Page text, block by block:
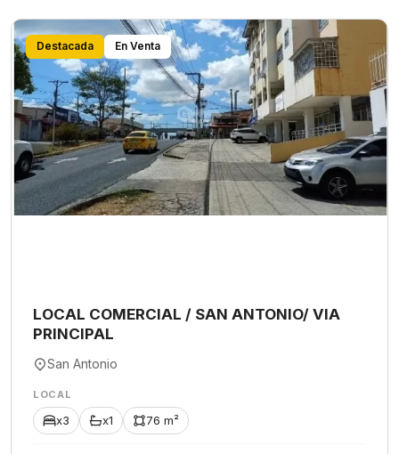
Destacada En Venta
LOCAL COMERCIAL / SAN ANTONIO/ VIA
PRINCIPAL
San Antonio
LOCAL
x3 x1 76 m²